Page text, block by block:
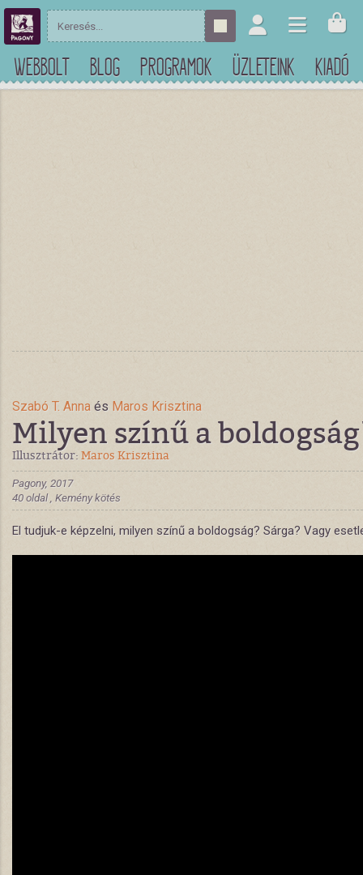
WEBBOLT BLOG PROGRAMOK ÜZLETEINK KIADÓ
Szabó T. Anna és Maros Krisztina
Milyen színű a
Illusztrátor: Maros Krisztina
Pagony, 2017
40 oldal , Kemény kötés
El tudjuk-e képzelni, milyen színű a boldogság? Sárga? Vagy